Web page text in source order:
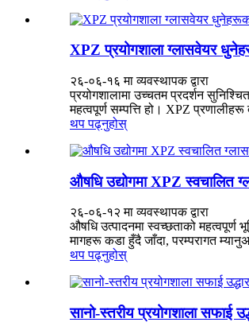
XPZ प्रयोगशाला ग्लासवेयर
२६-०६-१६ मा व्यवस्थापक द्वारा
प्रयोगशालामा उच्चतम प्रदर्शन
महत्वपूर्ण सम्पत्ति हो। XPZ
थप पढ्नुहोस्
औषधि उद्योगमा XPZ स्वचालित
२६-०६-१२ मा व्यवस्थापक द्वारा
औषधि उत्पादनमा स्वच्छताको महत्वपूर्ण
मागहरू कडा हुँदै जाँदा, परम्परागत
थप पढ्नुहोस्
सानो-स्तरीय प्रयोगशाला सफाई